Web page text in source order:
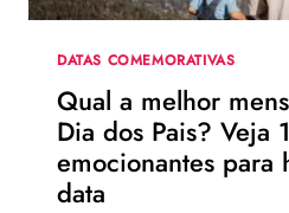
DATAS COMEMORATIVAS
Qual a melhor
Dia dos Pais? Veja
emocionantes para
data